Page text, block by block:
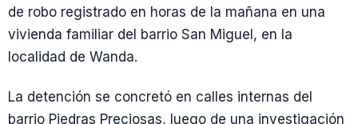
de robo registrado en horas de la mañana en una
vivienda familiar del barrio San Miguel, en la
localidad de Wanda.
La detención se concretó en calles internas del
barrio Piedras Preciosas, luego de una investigación